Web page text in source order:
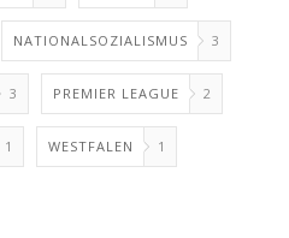
NATIONALSOZIALISMUS 3
3 PREMIER LEAGUE 2
1 WESTFALEN 1